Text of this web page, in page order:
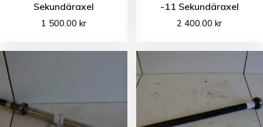
Sekundäraxel
1 500.00 kr
-11 Sekundäraxel
2 400.00kr